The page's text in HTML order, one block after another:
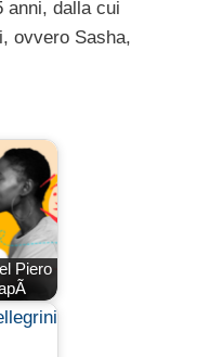
anni, dalla cui
ovvero Sasha,
Piero